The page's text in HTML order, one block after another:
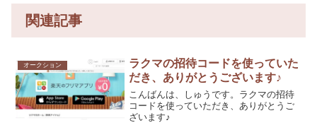
関連記事
オークション
ラクマの招待コードを使っていた
だき、ありがとうございます♪
こんばんは、しゅうです。ラクマの招待
コードを使っていただき、ありがとうご
ざいます♪